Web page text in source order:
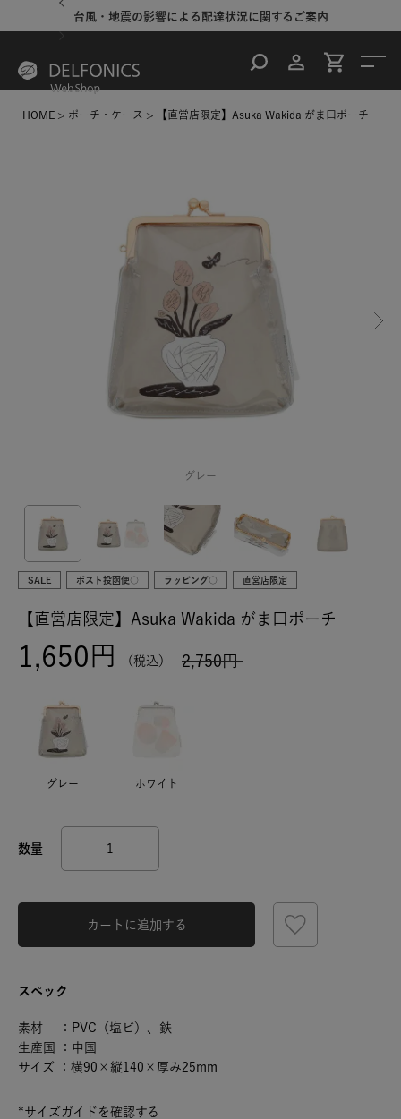
台風・地震の影響による配達状況に関するご案内
HOME ポーチ・ケース 【直営店限定】Asuka Wakida がま口ポーチ
グレー
SALE ポスト投函便○ ラッピング○ 直営店限定
【直営店限定】Asuka Wakida がま口ポーチ
2,750
1,650 税込
グレー ホワイト
カートに追加する
スペック
素材 ：PVC（塩ビ）、鉄
生産国 ：中国
サイズ ：横90×縦140×厚み25mm
*サイズガイドを確認する